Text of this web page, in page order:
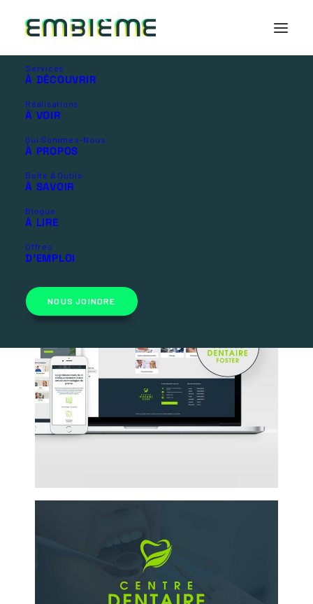
Services
À DÉCOUVRIR
Réalisations
À VOIR
Qui Sommes-Nous
À PROPOS
Boîte À Outils
À SAVOIR
Blogue
À LIRE
Offres
D’EMPLOI
NOUS JOINDRE
Découvrez cette clinique dentaire et